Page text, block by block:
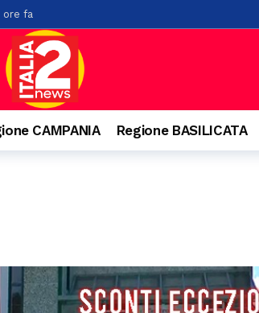
ore fa
chiuso temporaneamente un tratto a
della dieta romana
tre serate di spettacolo, cultura e grandi
scatta la sospensione dell’attività
e quella campana arrivata dal Vallo di Diano
otto commercianti segnalati
CAMPANIA Regione BASILICATA